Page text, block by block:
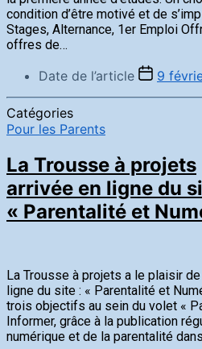
condition d’être motivé et de
Stages, Alternance, 1er Emploi
offres de…
Date de l’article 9
Catégories
Pour les Parents
La Trousse à projets
arrivée en ligne du
« Parentalité et
La Trousse à projets a le plaisir
ligne du site : « Parentalité et
trois objectifs au sein du volet «
Informer, grâce à la publication
numérique et de la parentalité